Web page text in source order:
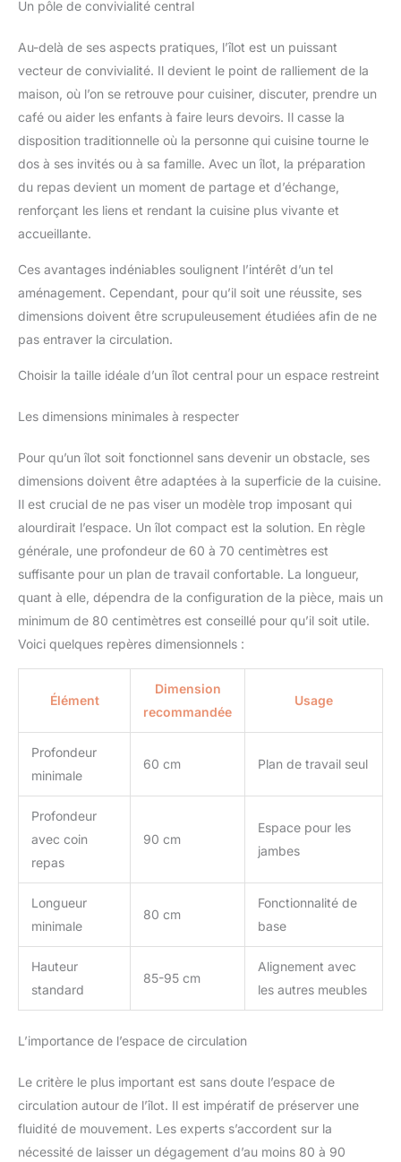
un montage rapide et intuitif. Toutes les pièces sont numérotées
expédié en 2 colis séparés qui peuvent arriver à des dates
Un pôle de convivialité central
Au-delà de ses aspects pratiques, l’îlot est un puissant
vecteur de convivialité. Il devient le point de ralliement de la
maison, où l’on se retrouve pour cuisiner, discuter, prendre un
café ou aider les enfants à faire leurs devoirs. Il casse la
disposition traditionnelle où la personne qui cuisine tourne le
dos à ses invités ou à sa famille. Avec un îlot, la préparation
du repas devient un moment de partage et d’échange,
renforçant les liens et rendant la cuisine plus vivante et
accueillante.
Ces avantages indéniables soulignent l’intérêt d’un tel
aménagement. Cependant, pour qu’il soit une réussite, ses
dimensions doivent être scrupuleusement étudiées afin de ne
pas entraver la circulation.
Choisir la taille idéale d’un îlot central pour un espace restreint
Les dimensions minimales à respecter
Pour qu’un îlot soit fonctionnel sans devenir un obstacle, ses
dimensions doivent être adaptées à la superficie de la cuisine.
Il est crucial de ne pas viser un modèle trop imposant qui
alourdirait l’espace. Un îlot compact est la solution. En règle
générale, une profondeur de 60 à 70 centimètres est
suffisante pour un plan de travail confortable. La longueur,
quant à elle, dépendra de la configuration de la pièce, mais un
minimum de 80 centimètres est conseillé pour qu’il soit utile.
Voici quelques repères dimensionnels :
Élément
Dimension
recommandée
Usage
Profondeur
minimale
60 cm Plan de travail seul
Profondeur
avec coin
repas
90 cm
Espace pour les
jambes
Longueur
minimale
80 cm
Fonctionnalité de
base
Hauteur
standard
85-95 cm
Alignement avec
les autres meubles
L’importance de l’espace de circulation
Le critère le plus important est sans doute l’espace de
circulation autour de l’îlot. Il est impératif de préserver une
fluidité de mouvement. Les experts s’accordent sur la
nécessité de laisser un dégagement d’au moins 80 à 90